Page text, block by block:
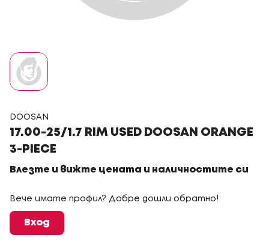
DOOSAN
17.00-25/1.7 RIM USED DOOSAN ORANGE
3-PIECE
Влезте и вижте цената и наличностите си
Вече имате профил? Добре дошли обратно!
Вход